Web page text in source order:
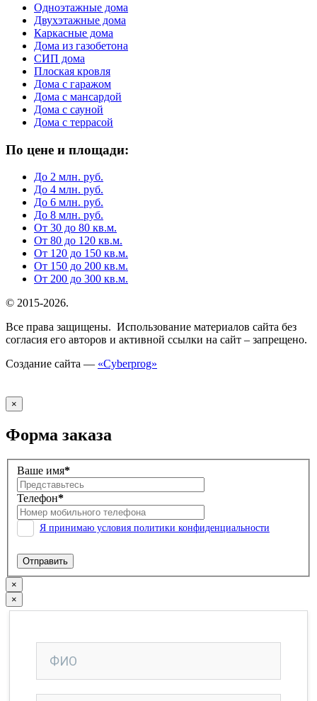
Одноэтажные дома
Двухэтажные дома
Каркасные дома
Дома из газобетона
СИП дома
Плоская кровля
Дома с гаражом
Дома с мансардой
Дома с сауной
Дома с террасой
По цене и площади:
До 2 млн. руб.
До 4 млн. руб.
До 6 млн. руб.
До 8 млн. руб.
От 30 до 80 кв.м.
От 80 до 120 кв.м.
От 120 до 150 кв.м.
От 150 до 200 кв.м.
От 200 до 300 кв.м.
© 2015-2026.
Все права защищены. Использование материалов сайта без
согласия его авторов и активной ссылки на сайт – запрещено.
Создание сайта — «Cyberprog»
×
Форма заказа
Ваше имя*
Телефон*
Я принимаю условия политики конфиденциальности
×
×